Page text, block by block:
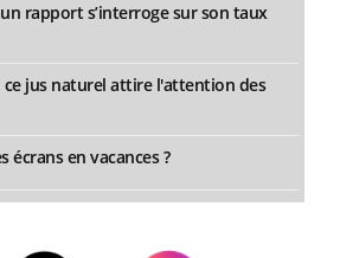
rapport s’interroge sur son taux
ce jus naturel attire l'attention des
écrans en vacances ?